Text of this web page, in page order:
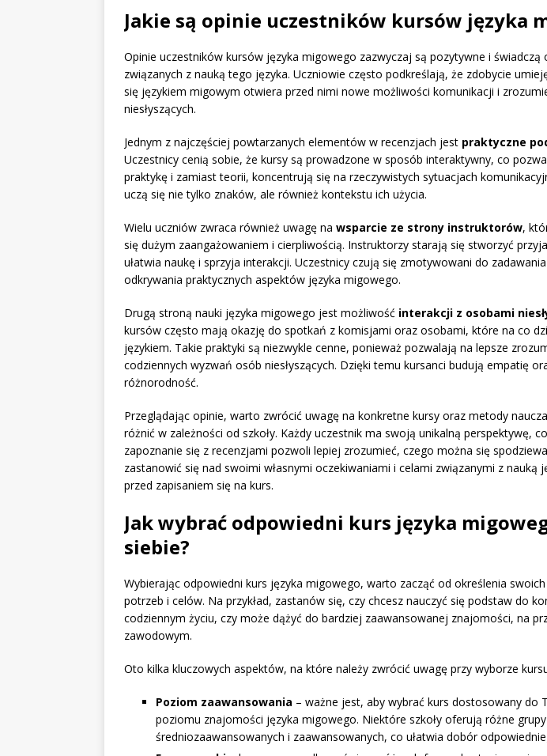
Jakie są opinie uczestników kursów języka
Opinie uczestników kursów języka migowego zazwyczaj są pozytywne i świadczą
związanych z nauką tego języka. Uczniowie często podkreślają, że zdobycie
się językiem migowym otwiera przed nimi nowe możliwości komunikacji i
niesłyszących.
Jednym z najczęściej powtarzanych elementów w recenzjach jest praktyczne
Uczestnicy cenią sobie, że kursy są prowadzone w sposób interaktywny, co
praktykę i zamiast teorii, koncentrują się na rzeczywistych sytuacjach
uczą się nie tylko znaków, ale również kontekstu ich użycia.
Wielu uczniów zwraca również uwagę na wsparcie ze strony instruktorów,
się dużym zaangażowaniem i cierpliwością. Instruktorzy starają się stworzyć
ułatwia naukę i sprzyja interakcji. Uczestnicy czują się zmotywowani do
odkrywania praktycznych aspektów języka migowego.
Drugą stroną nauki języka migowego jest możliwość interakcji z osobami
kursów często mają okazję do spotkań z komisjami oraz osobami, które na co
językiem. Takie praktyki są niezwykle cenne, ponieważ pozwalają na lepsze
codziennych wyzwań osób niesłyszących. Dzięki temu kursanci budują empatię
różnorodność.
Przeglądając opinie, warto zwrócić uwagę na konkretne kursy oraz metody
różnić w zależności od szkoły. Każdy uczestnik ma swoją unikalną perspektywę,
zapoznanie się z recenzjami pozwoli lepiej zrozumieć, czego można się
zastanowić się nad swoimi własnymi oczekiwaniami i celami związanymi z nauką
przed zapisaniem się na kurs.
Jak wybrać odpowiedni kurs języka
siebie?
Wybierając odpowiedni kurs języka migowego, warto zacząć od określenia
potrzeb i celów. Na przykład, zastanów się, czy chcesz nauczyć się podstaw do
codziennym życiu, czy może dążyć do bardziej zaawansowanej znajomości, na
zawodowym.
Oto kilka kluczowych aspektów, na które należy zwrócić uwagę przy wyborze
Poziom zaawansowania – ważne jest, aby wybrać kurs dostosowany do
poziomu znajomości języka migowego. Niektóre szkoły oferują różne
średniozaawansowanych i zaawansowanych, co ułatwia dobór